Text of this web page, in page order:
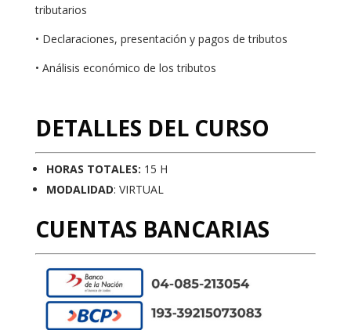
tributarios
• Declaraciones, presentación y pagos de tributos
• Análisis económico de los tributos
DETALLES DEL CURSO
HORAS TOTALES: 15 H
MODALIDAD: VIRTUAL
CUENTAS BANCARIAS